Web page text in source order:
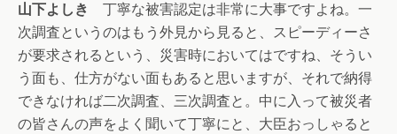
山下よしき
丁寧な被害認定は非常に大事ですよね。一
次調査というのはもう外見から見ると、スピーディーさ
が要求されるという、災害時においてはですね、そうい
う面も、仕方がない面もあると思いますが、それで納得
できなければ二次調査、三次調査と。中に入って被災者
の皆さんの声をよく聞いて丁寧にと、大臣おっしゃると